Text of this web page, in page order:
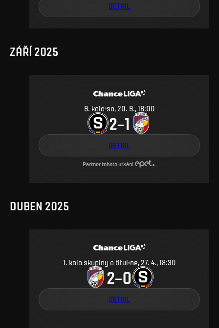
DETAIL
ZÁŘÍ 2025
9. kolo so, 20. 9., 18:00
2–1
DETAIL
Partner tohoto utkání
DUBEN 2025
1. kolo skupiny o titul ne, 27. 4., 18:30
2–0
DETAIL